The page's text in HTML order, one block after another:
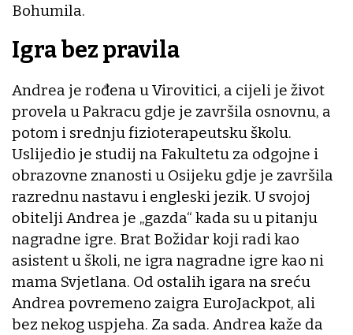
Bohumila.
Igra bez pravila
Andrea je rođena u Virovitici, a cijeli je život
provela u Pakracu gdje je završila osnovnu, a
potom i srednju fizioterapeutsku školu.
Uslijedio je studij na Fakultetu za odgojne i
obrazovne znanosti u Osijeku gdje je završila
razrednu nastavu i engleski jezik. U svojoj
obitelji Andrea je „gazda“ kada su u pitanju
nagradne igre. Brat Božidar koji radi kao
asistent u školi, ne igra nagradne igre kao ni
mama Svjetlana. Od ostalih igara na sreću
Andrea povremeno zaigra EuroJackpot, ali
bez nekog uspjeha. Za sada. Andrea kaže da